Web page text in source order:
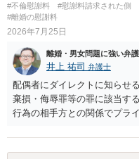
#不倫慰謝料 #慰謝料請求された側
#離婚の慰謝料
2026年7月25日
離婚・男女問題に強い弁
井上 祐司 弁護士
配偶者にダイレクトに知らせ
棄損・侮辱罪等の罪に該当す
行為の相手方との関係でプラ
ため、弁護士としては推奨し